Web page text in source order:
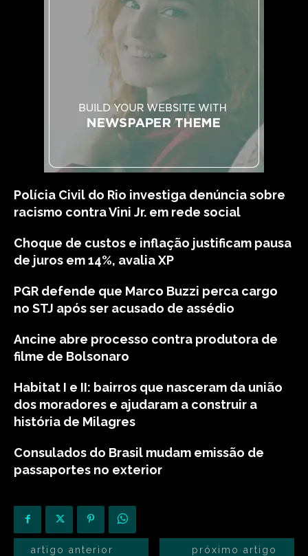
Polícia Civil do Rio investiga denúncia sobre
racismo contra Vini Jr. em rede social
Choque de custos e inflação justificam pausa
de juros em 14%, avalia XP
PGR defende que Marco Buzzi perca cargo
no STJ após ser acusado de assédio
Ancine abre processo contra produtora de
filme de Bolsonaro
Habitat I e II: bairros que nasceram da união
dos moradores e ajudaram a construir a
história de Milagres
Consulados do Brasil mudam emissão de
passaportes no exterior
artigo anterior próximo artigo